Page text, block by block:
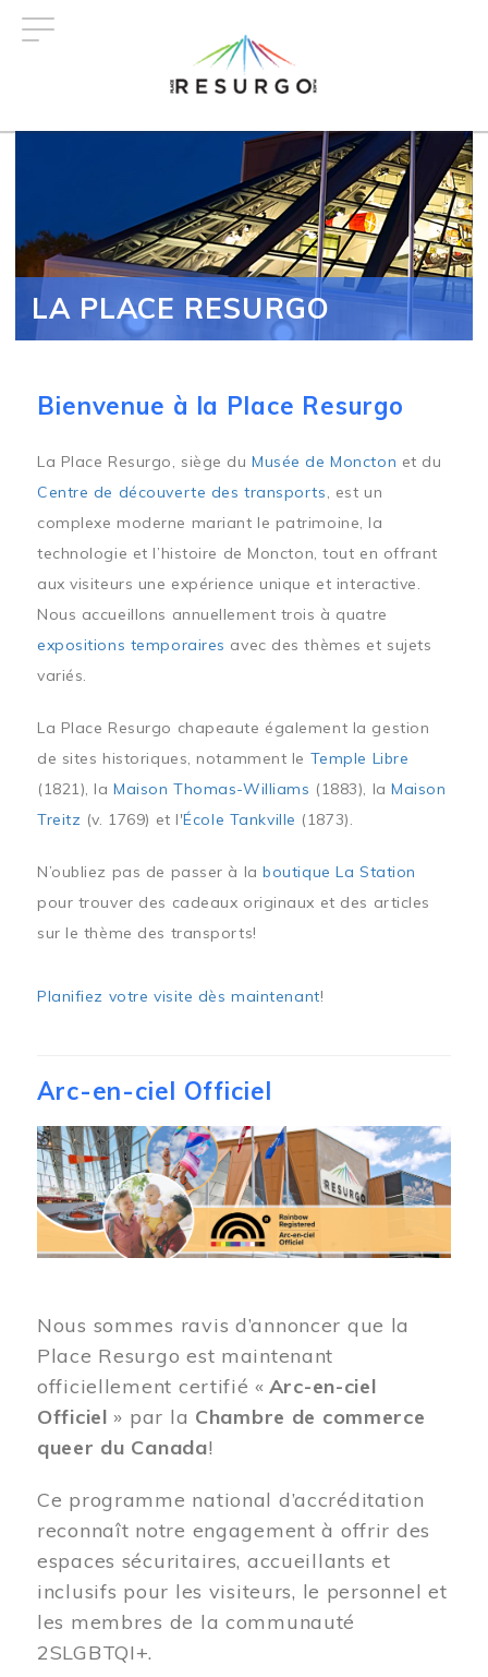
LA PLACE RESURGO
Bienvenue à la Place Resurgo
La Place Resurgo, siège duMusée de Moncton et du
Centre de découverte des transports, est un
complexe moderne mariant le patrimoine, la
technologie et l’histoire de Moncton, tout en offrant
aux visiteurs une expérience unique et interactive.
Nous accueillons annuellement trois à quatre
expositions temporaires avec des thèmes et sujets
variés.
La Place Resurgo chapeaute également la gestion
de sites historiques, notamment le Temple Libre
(1821), laMaison Thomas-Williams (1883), laMaison
Treitz (v. 1769) et l'École Tankville (1873).
N’oubliez pas de passer à laboutique La Station
pour trouver des cadeaux originaux et des articles
sur le thème des transports!
Planifiez votre visite dès maintenant!
Arc-en-ciel Officiel
Image
Nous sommes ravis d’annoncer que la
Place Resurgo est maintenant
officiellement certifié « Arc-en-ciel
Officiel » par la Chambre de commerce
queer du Canada!
Ce programme national d’accréditation
reconnaît notre engagement à offrir des
espaces sécuritaires, accueillants et
inclusifs pour les visiteurs, le personnel et
les membres de la communauté
2SLGBTQI+.